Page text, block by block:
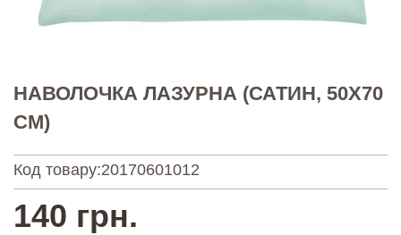
НАВОЛОЧКА ЛАЗУРНА (САТИН, 50Х70
СМ)
Код товару:20170601012
140 грн.